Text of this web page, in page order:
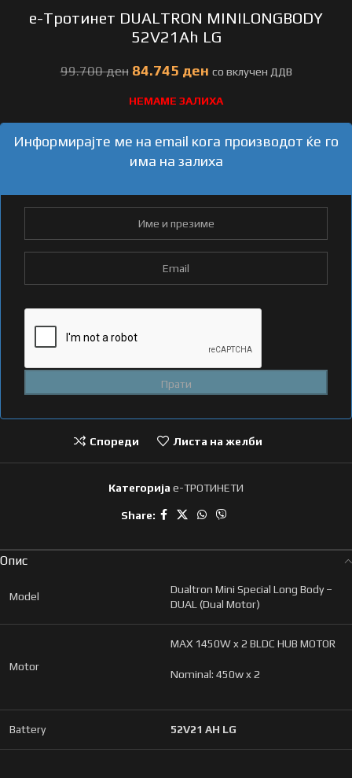
e-Тротинет DUALTRON MINILONGBODY
52V21Ah LG
99.700ден 84.745 ден
НЕМАМЕ ЗАЛИХА
Информирајте ме на email кога производот ќе го
има на залиха
Спореди Листа на желби
Категорија e-ТРОТИНЕТИ
Share:
Опис
Model
Dualtron Mini Special Long Body –
DUAL (Dual Motor)
Motor
MAX 1450W x 2 BLDC HUB MOTOR
Nominal: 450w x 2
Battery 52V21 AH LG